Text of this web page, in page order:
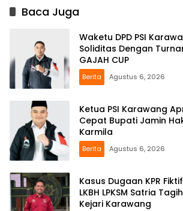
Baca Juga
Waketu DPD PSI
Soliditas Dengan
GAJAH CUP
Berita Agustus 6, 2026
Ketua PSI Karawang
Cepat Bupati Jamin
Karmila
Berita Agustus 6, 2026
Kasus Dugaan KPR
LKBH LPKSM Satria
Kejari Karawang